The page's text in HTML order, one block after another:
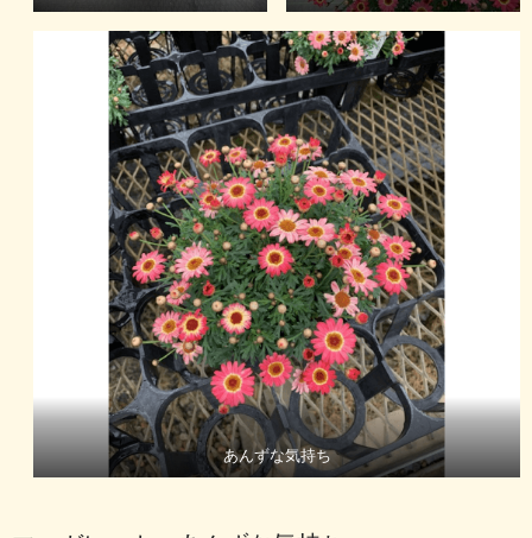
あんずな気持ち